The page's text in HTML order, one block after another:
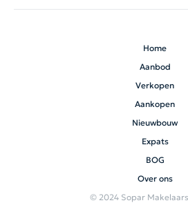
Home
Aanbod
Verkopen
Aankopen
Nieuwbouw
Expats
BOG
Over ons
© 2024 Sopar